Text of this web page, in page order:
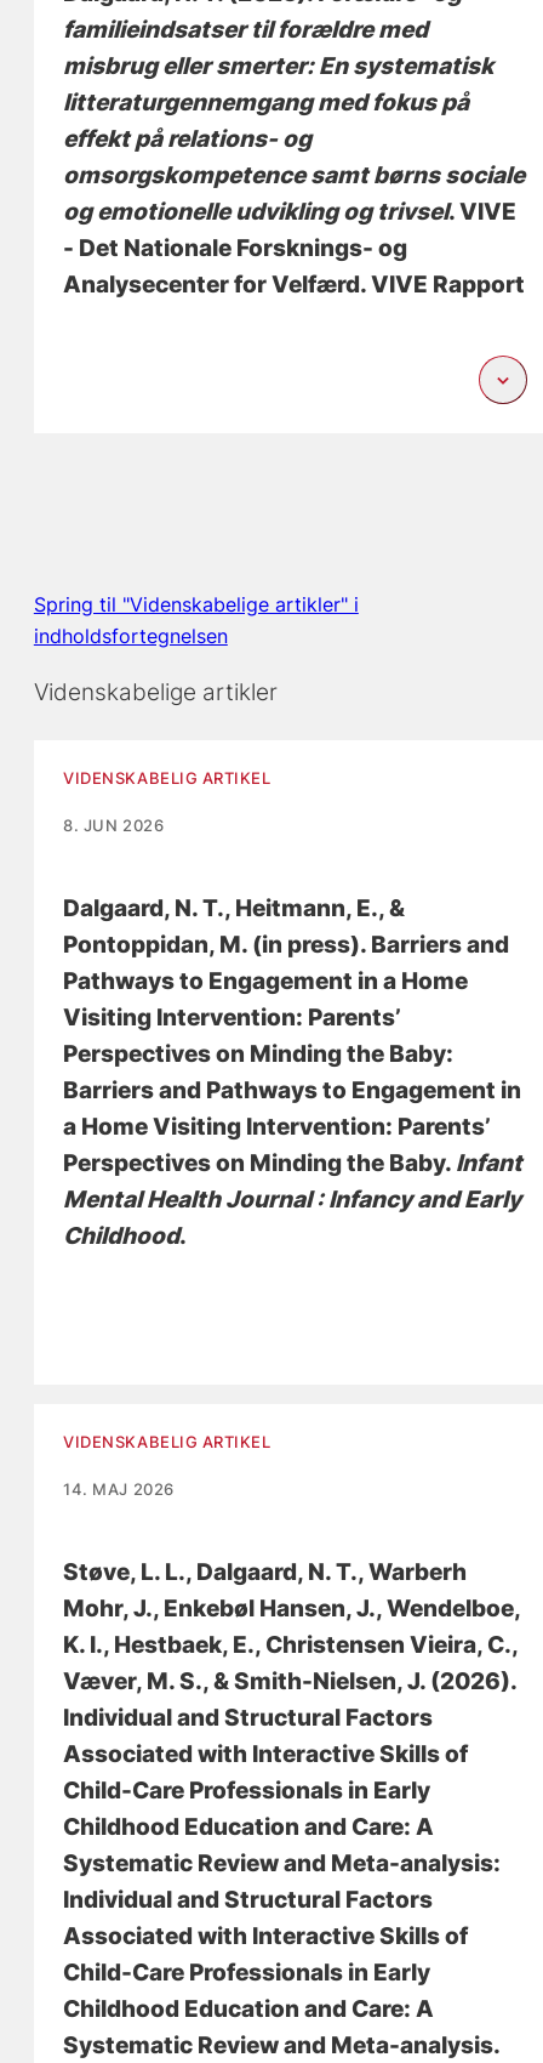
familieindsatser til forældre med
misbrug eller smerter: En systematisk
litteraturgennemgang med fokus på
effekt på relations- og
omsorgskompetence samt børns sociale
og emotionelle udvikling og trivsel. VIVE
- Det Nationale Forsknings- og
Analysecenter for Velfærd. VIVE Rapport
Spring til "Videnskabelige artikler" i
indholdsfortegnelsen
Videnskabelige artikler
VIDENSKABELIG ARTIKEL
8. JUN 2026
Dalgaard, N. T., Heitmann, E., &
Pontoppidan, M. (in press). Barriers and
Pathways to Engagement in a Home
Visiting Intervention: Parents’
Perspectives on Minding the Baby:
Barriers and Pathways to Engagement in
a Home Visiting Intervention: Parents’
Perspectives on Minding the Baby. Infant
Mental Health Journal : Infancy and Early
Childhood.
VIDENSKABELIG ARTIKEL
14. MAJ 2026
Støve, L. L., Dalgaard, N. T., Warberh
Mohr, J., Enkebøl Hansen, J., Wendelboe,
K. I., Hestbaek, E., Christensen Vieira, C.,
Væver, M. S., & Smith-Nielsen, J. (2026).
Individual and Structural Factors
Associated with Interactive Skills of
Child-Care Professionals in Early
Childhood Education and Care: A
Systematic Review and Meta-analysis:
Individual and Structural Factors
Associated with Interactive Skills of
Child-Care Professionals in Early
Childhood Education and Care: A
Systematic Review and Meta-analysis.